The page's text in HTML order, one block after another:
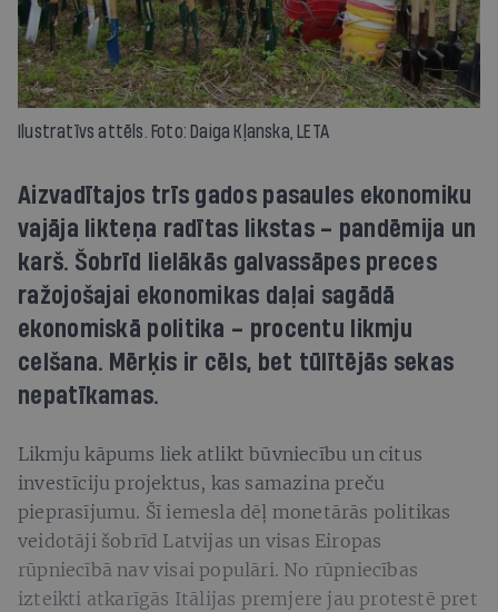
Ilustratīvs attēls. Foto: Daiga Kļanska, LETA
Aizvadītajos trīs gados pasaules ekonomiku
vajāja likteņa radītas likstas – pandēmija un
karš. Šobrīd lielākās galvassāpes preces
ražojošajai ekonomikas daļai sagādā
ekonomiskā politika – procentu likmju
celšana. Mērķis ir cēls, bet tūlītējās sekas
nepatīkamas.
Likmju kāpums liek atlikt būvniecību un citus
investīciju projektus, kas samazina preču
pieprasījumu. Šī iemesla dēļ monetārās politikas
veidotāji šobrīd Latvijas un visas Eiropas
rūpniecībā nav visai populāri. No rūpniecības
izteikti atkarīgās Itālijas premjere jau protestē pret